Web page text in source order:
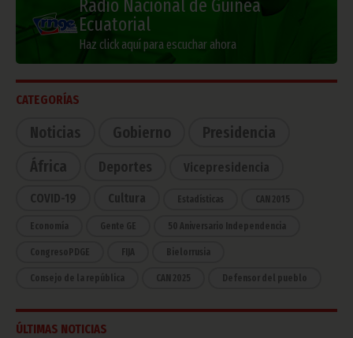
Radio Nacional de Guinea
Ecuatorial
Haz click aquí para escuchar ahora
CATEGORÍAS
Noticias Gobierno
Presidencia
África
Deportes Vicepresidencia
COVID-19 Cultura Estadísticas CAN 2015
Economía Gente GE 50 Aniversario Independencia
CongresoPDGE FIJA Bielorrusia
Consejo de la república CAN 2025 Defensor del pueblo
ÚLTIMAS NOTICIAS